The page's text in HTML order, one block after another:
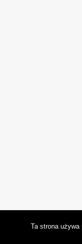
Ta strona